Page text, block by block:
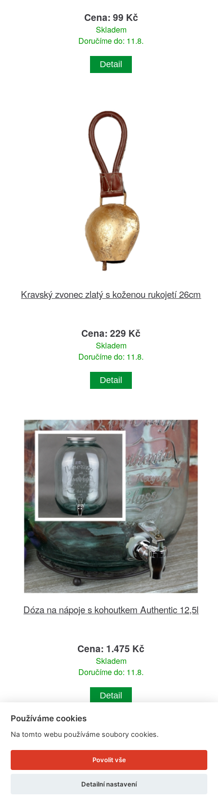
Cena: 99 Kč
Skladem
Doručíme do: 11.8.
Detail
Kravský zvonec zlatý s koženou rukojetí 26cm
Cena: 229 Kč
Skladem
Doručíme do: 11.8.
Detail
Dóza na nápoje s kohoutkem Authentic 12,5l
Cena: 1.475 Kč
Skladem
Doručíme do: 11.8.
Detail
Používáme cookies
Na tomto webu používáme soubory cookies.
Povolit vše
Detailní nastavení